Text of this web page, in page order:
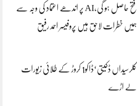
فتح حاصل ہو گی،AI پر اندھے اعتماد کی وجہ سے
ہمیں خطرات لاحق ہیں پروفیسر احمد رفیق
کلرسیداں ڈکیتی‘ڈاکو1 کروڑ کے طلائی زیورات
لے اڑے